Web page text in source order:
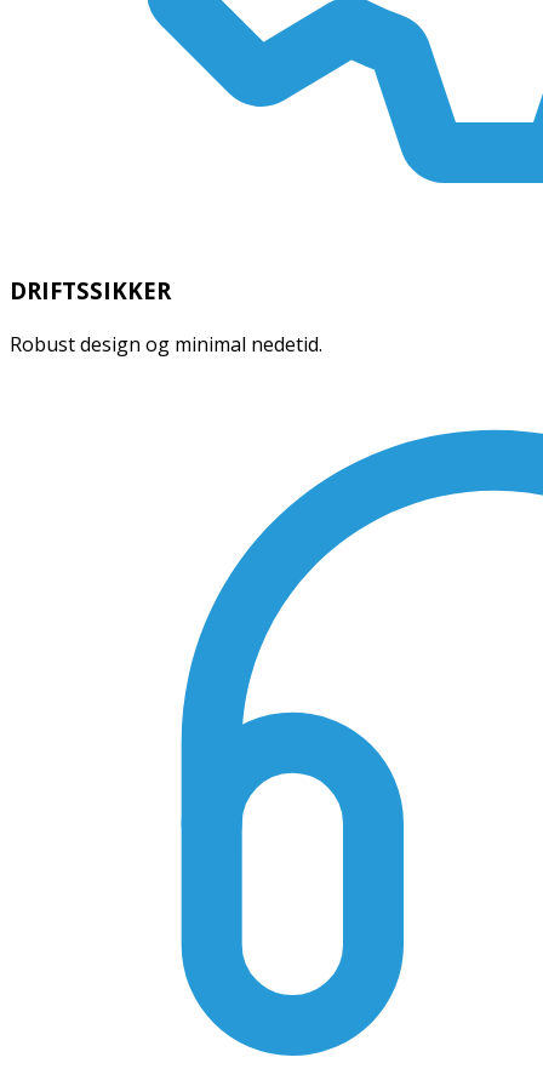
DRIFTSSIKKER
Robust design og minimal nedetid.